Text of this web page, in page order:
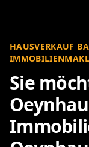
HAUSVERKAUF
Sie